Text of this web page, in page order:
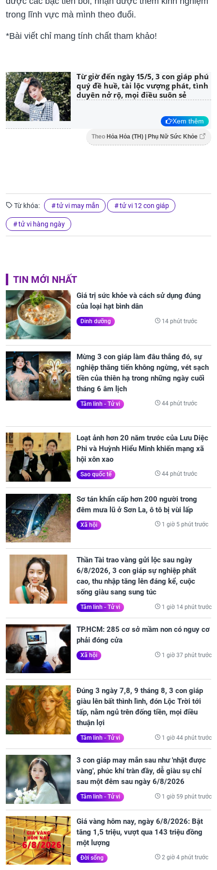
trong lĩnh vực mà mình theo đuổi.
*Bài viết chỉ mang tính chất tham khảo!
Từ giờ đến ngày 15/5, 3 con giáp phú
quý đề huề, tài lộc vượng phát, tình
duyên nở rộ, mọi điều suôn sẻ
Xem thêm
Theo Hỏa Hỏa (TH) | Phụ Nữ Sức Khỏe
Từ khóa: tử vi may mắn tử vi 12 con giáp
tử vi hàng ngày
TIN MỚI NHẤT
Giá trị sức khỏe và cách sử dụng đúng
của loại hạt bình dân
Dinh dưỡng 14 phút trước
Mừng 3 con giáp làm đâu thắng đó, sự
nghiệp thăng tiến không ngừng, vét sạch
tiền của thiên hạ trong những ngày cuối
tháng 6 âm lịch
Tâm linh - Tử vi 44 phút trước
Loạt ảnh hơn 20 năm trước của Lưu Diệc
Phi và Huỳnh Hiểu Minh khiến mạng xã
hội xôn xao
Sao quốc tế 44 phút trước
Sơ tán khẩn cấp hơn 200 người trong
đêm mưa lũ ở Sơn La, ô tô bị vùi lấp
Xã hội 1 giờ 5 phút trước
Thần Tài trao vàng gửi lộc sau ngày
6/8/2026, 3 con giáp sự nghiệp phất
cao, thu nhập tăng lên đáng kể, cuộc
sống giàu sang sung túc
Tâm linh - Tử vi 1 giờ 14 phút trước
TP.HCM: 285 cơ sở mầm non có nguy cơ
phải đóng cửa
Xã hội 1 giờ 37 phút trước
Đúng 3 ngày 7,8, 9 tháng 8, 3 con giáp
giàu lên bất thình lình, đón Lộc Trời tới
tấp, nằm ngủ trên đống tiền, mọi điều
thuận lợi
Tâm linh - Tử vi 1 giờ 44 phút trước
3 con giáp may mắn sau như 'nhặt được
vàng', phúc khí tràn đầy, dễ giàu sụ chỉ
sau một đêm sau ngày 6/8/2026
Tâm linh - Tử vi 1 giờ 59 phút trước
Giá vàng hôm nay, ngày 6/8/2026: Bật
tăng 1,5 triệu, vượt qua 143 triệu đồng
một lượng
Đời sống 2 giờ 4 phút trước